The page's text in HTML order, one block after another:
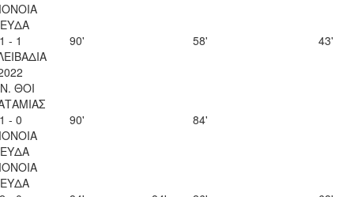
- 1
90' 58' 43'
ΘΟΙ
- 0
90' 84'